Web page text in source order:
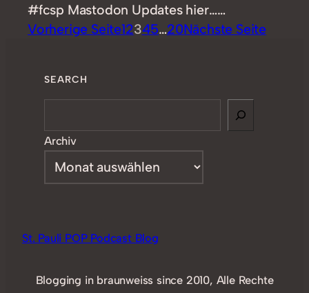
#fcsp Mastodon Updates hier……
Vorherige Seite12345…20Nächste Seite
SEARCH
Archiv
St. Pauli POP Podcast Blog
Blogging in braunweiss since 2010, Alle Rechte